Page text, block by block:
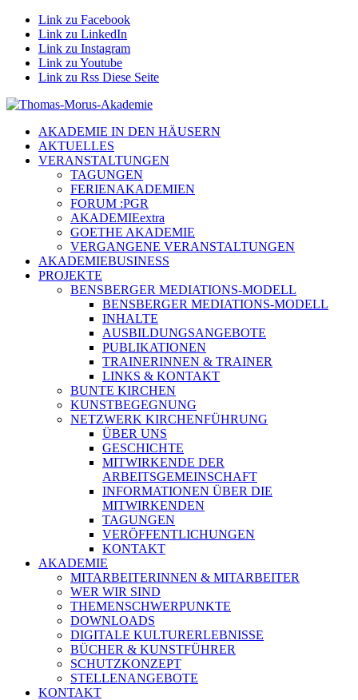
Link zu Facebook
Link zu LinkedIn
Link zu Instagram
Link zu Youtube
Link zu Rss Diese Seite
AKADEMIE IN DEN HÄUSERN
AKTUELLES
VERANSTALTUNGEN
TAGUNGEN
FERIENAKADEMIEN
FORUM :PGR
AKADEMIEextra
GOETHE AKADEMIE
VERGANGENE VERANSTALTUNGEN
AKADEMIEBUSINESS
PROJEKTE
BENSBERGER MEDIATIONS-MODELL
BENSBERGER MEDIATIONS-MODELL
INHALTE
AUSBILDUNGSANGEBOTE
PUBLIKATIONEN
TRAINERINNEN & TRAINER
LINKS & KONTAKT
BUNTE KIRCHEN
KUNSTBEGEGNUNG
NETZWERK KIRCHENFÜHRUNG
ÜBER UNS
GESCHICHTE
MITWIRKENDE DER
ARBEITSGEMEINSCHAFT
INFORMATIONEN ÜBER DIE
MITWIRKENDEN
TAGUNGEN
VERÖFFENTLICHUNGEN
KONTAKT
AKADEMIE
MITARBEITERINNEN & MITARBEITER
WER WIR SIND
THEMENSCHWERPUNKTE
DOWNLOADS
DIGITALE KULTURERLEBNISSE
BÜCHER & KUNSTFÜHRER
SCHUTZKONZEPT
STELLENANGEBOTE
KONTAKT